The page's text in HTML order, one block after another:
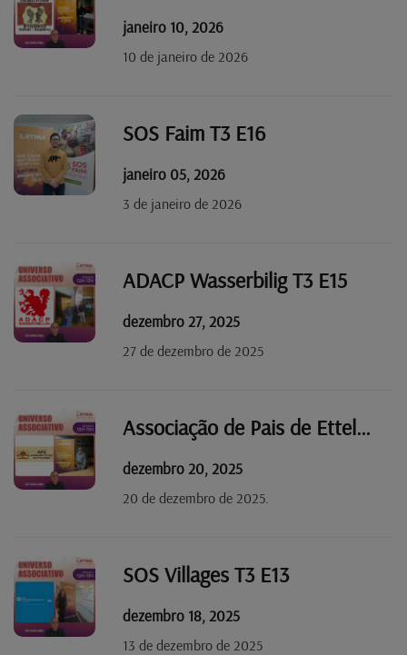
janeiro 10, 2026
10 de janeiro de 2026
SOS Faim T3 E16
janeiro 05, 2026
3 de janeiro de 2026
ADACP Wasserbilig T3 E15
dezembro 27, 2025
27 de dezembro de 2025
Associação de Pais de Ettelbruck T3 E14
dezembro 20, 2025
20 de dezembro de 2025.
SOS Villages T3 E13
dezembro 18, 2025
13 de dezembro de 2025